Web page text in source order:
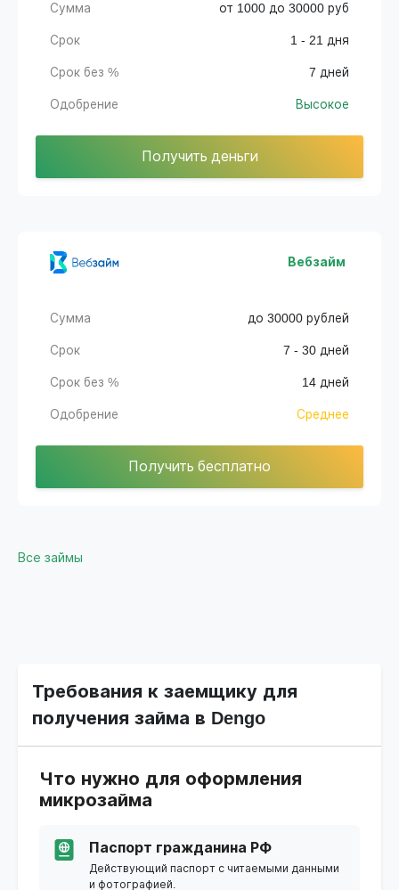
Сумма от 1000 до 30000 руб
Срок 1 - 21 дня
Срок без % 7 дней
Одобрение Высокое
Получить деньги
Вебзайм
Сумма до 30000 рублей
Срок 7 - 30 дней
Срок без % 14 дней
Одобрение Среднее
Получить бесплатно
Все займы
Требования к заемщику для
получения займа в Dengo
Что нужно для оформления
микрозайма
Паспорт гражданина РФ
Действующий паспорт с читаемыми данными
и фотографией.